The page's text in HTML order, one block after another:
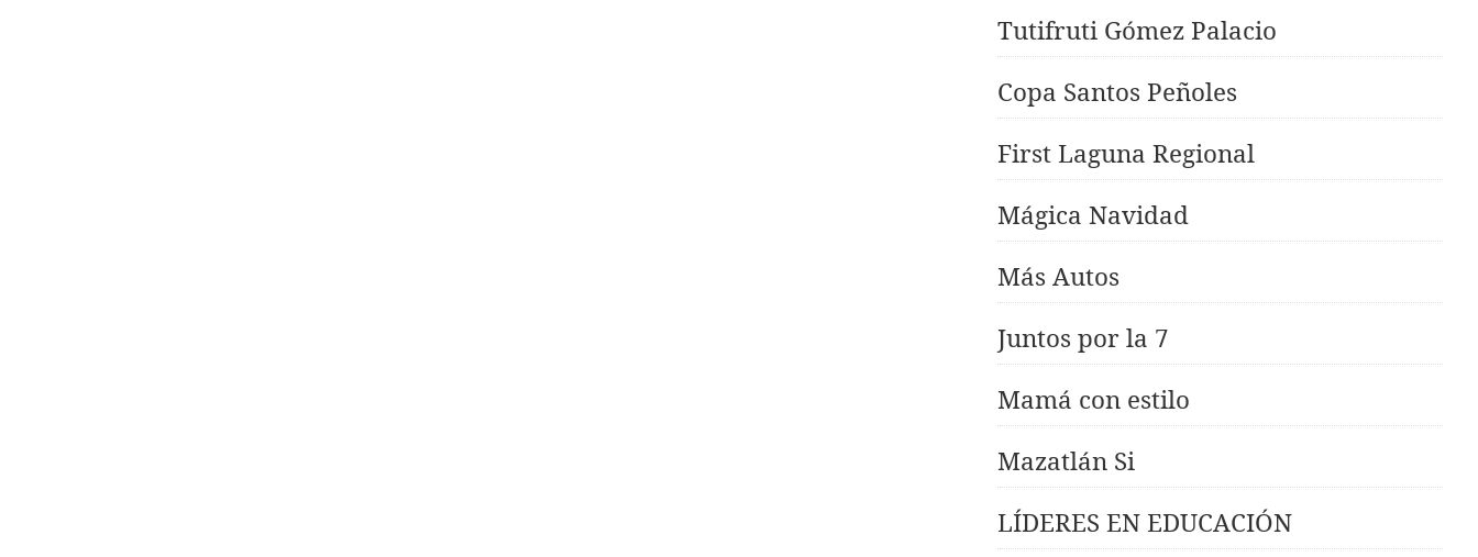
Tutifruti Gómez Palacio
Copa Santos Peñoles
First Laguna Regional
Mágica Navidad
Más Autos
Juntos por la 7
Mamá con estilo
Mazatlán Si
LÍDERES EN EDUCACIÓN